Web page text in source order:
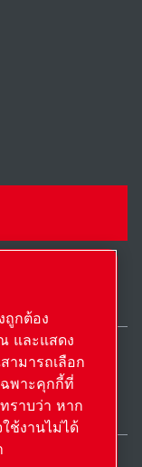
ลิขสิทธิ์
ถูกต้อง
และแสดง
มารถเลือก
พาะคุกกี้ที่
ราบว่า หาก
ช้งานไม่ได้